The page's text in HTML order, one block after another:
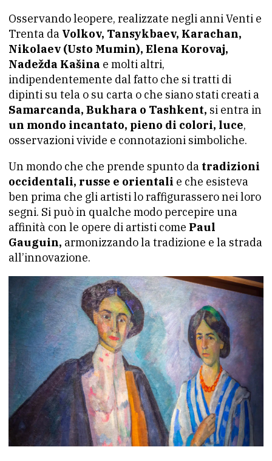
Osservando leopere, realizzate negli anni Venti e
Trenta da Volkov, Tansykbaev, Karachan,
Nikolaev (Usto Mumin), Elena Korovaj,
Nadežda Kašina e molti altri,
indipendentemente dal fatto che si tratti di
dipinti su tela o su carta o che siano stati creati a
Samarcanda, Bukhara o Tashkent, si entra in
un mondo incantato, pieno di colori, luce,
osservazioni vivide e connotazioni simboliche.
Un mondo che che prende spunto da tradizioni
occidentali, russe e orientali e che esisteva
ben prima che gli artisti lo raffigurassero nei loro
segni. Si può in qualche modo percepire una
affinità con le opere di artisti come Paul
Gauguin, armonizzando la tradizione e la strada
all’innovazione.